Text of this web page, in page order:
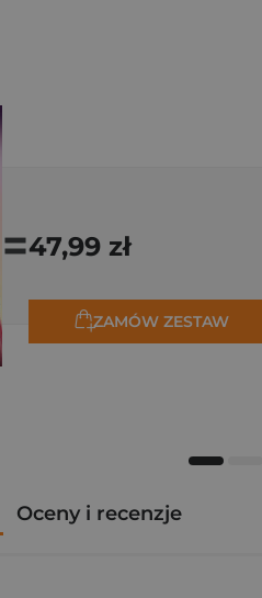
=47,99 zł
ZAMÓW ZESTAW
Oceny i recenzje